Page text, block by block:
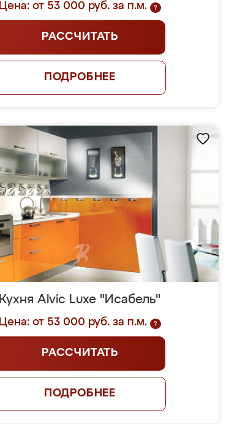
Цена: от 53 000 руб. за п.м. ?
РАССЧИТАТЬ
ПОДРОБНЕЕ
Кухня Alvic Luxe "Исабель"
Цена: от 53 000 руб. за п.м. ?
РАССЧИТАТЬ
ПОДРОБНЕЕ